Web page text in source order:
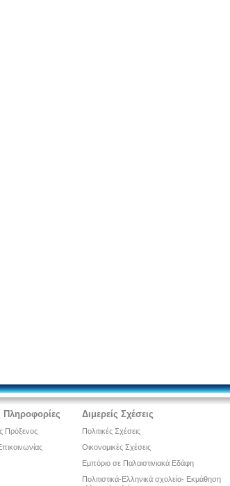
Πληροφορίες
Πρόξενος
Διμερείς Σχέσεις
Πολιτικές Σχέσεις
Οικονομικές Σχέσεις
Εμπόριο σε Παλαιστινιακά Εδάφη
Πολιτιστικά-Ελληνικά σχολεία- Εκμάθηση